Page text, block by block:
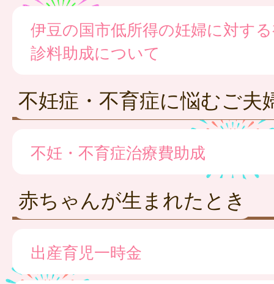
伊豆の国市低所得の妊婦に対す
診料助成について
不妊症・不育症に悩むご夫
不妊・不育症治療費助成
赤ちゃんが生まれたとき
出産育児一時金